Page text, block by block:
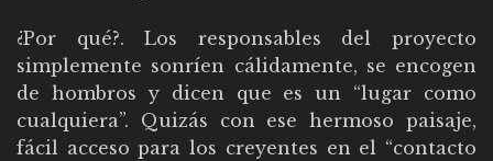
¿Por qué?. Los responsables del proyecto
simplemente sonríen cálidamente, se encogen
de hombros y dicen que es un “lugar como
cualquiera”. Quizás con ese hermoso paisaje,
fácil acceso para los creyentes en el “contacto